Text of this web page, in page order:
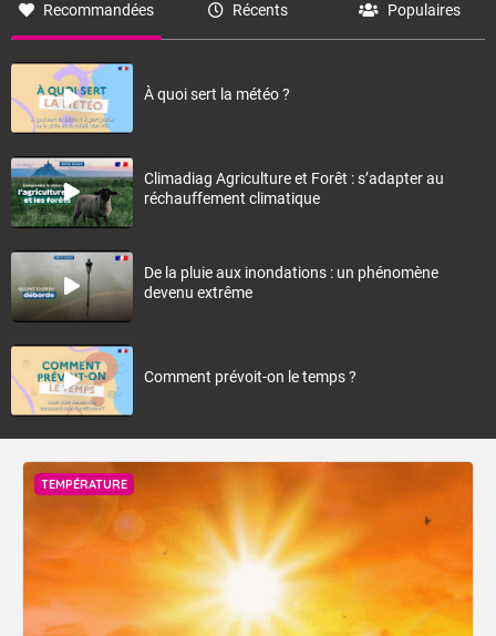
Recommandées Récents Populaires
À quoi sert la météo ?
Climadiag Agriculture et Forêt : s’adapter au
réchauffement climatique
De la pluie aux inondations : un phénomène
devenu extrême
Comment prévoit-on le temps ?
TEMPÉRATURE